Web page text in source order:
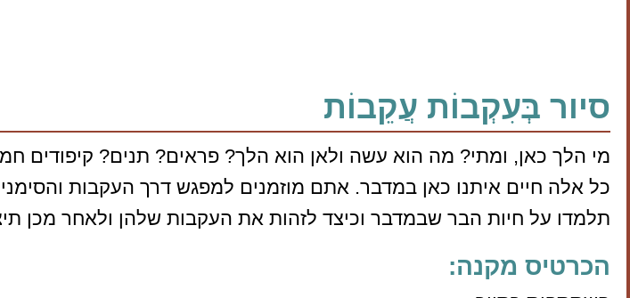
סיור בְּעִקְבוֹת עֲקֵבוֹת
מי הלך כאן, ומתי? מה הוא עשה ולאן הוא הלך? פראים? תנים? קיפודים
כל אלה חיים איתנו כאן במדבר. אתם מוזמנים למפגש דרך העקבות
תלמדו על חיות הבר שבמדבר וכיצד לזהות את העקבות שלהן ולאחר מכן
הכרטיס מקנה: